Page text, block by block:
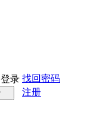
录 找回密码
注册